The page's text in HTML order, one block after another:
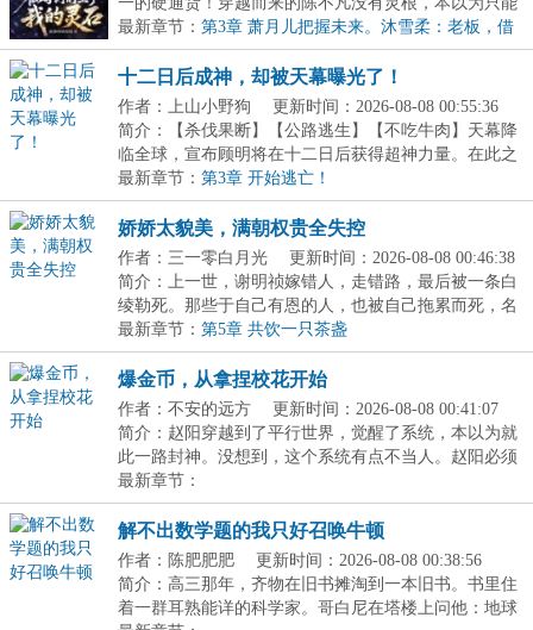
当...
最新章节： 第3章 萧月儿把握未来。沐雪柔：老板，借
一万灵石，进屋详谈？
十二日后成神，却被天幕曝光了！
作者：上山小野狗
更新时间：2026-08-08 00:55:36
简介：【杀伐果断】【公路逃生】【不吃牛肉】天幕降
临全球，宣布顾明将在十二日后获得超神力量。在此之
前...
最新章节： 第3章 开始逃亡！
娇娇太貌美，满朝权贵全失控
作者：三一零白月光
更新时间：2026-08-08 00:46:38
简介：上一世，谢明祯嫁错人，走错路，最后被一条白
绫勒死。那些于自己有恩的人，也被自己拖累而死，名
声...
最新章节： 第5章 共饮一只茶盏
爆金币，从拿捏校花开始
作者：不安的远方
更新时间：2026-08-08 00:41:07
简介：赵阳穿越到了平行世界，觉醒了系统，本以为就
此一路封神。没想到，这个系统有点不当人。赵阳必须
从...
最新章节：
解不出数学题的我只好召唤牛顿
作者：陈肥肥肥
更新时间：2026-08-08 00:38:56
简介：高三那年，齐物在旧书摊淘到一本旧书。书里住
着一群耳熟能详的科学家。哥白尼在塔楼上问他：地球